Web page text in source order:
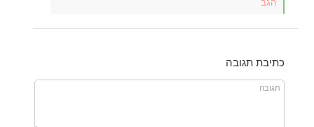
הגב
כתיבת תגובה